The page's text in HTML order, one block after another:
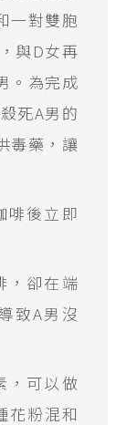
一對雙胞
與D女再
。為完成
死A男的
毒藥，讓
啡後立即
，卻在端
致A男沒
，可以做
花粉混和